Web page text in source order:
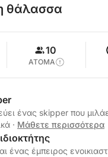
θάλασσα
10
ΑΤΟΜΑ
ένας skipper που
· Μάθετε περισσότερα
ένας έμπειρος